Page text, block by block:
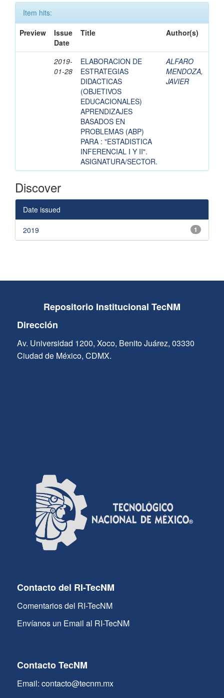
Item hits:
Preview
Issue
Date
Title Author(s)
2019-
01-28
ELABORACION DE
ESTRATEGIAS
DIDACTICAS
(OBJETIVOS
EDUCACIONALES)
APRENDIZAJES
BASADOS EN
PROBLEMAS (ABP)
PARA : "ESTADISTICA
INFERENCIAL I Y II".
ASIGNATURA/SECTOR.
ALFARO
MENDOZA,
JAVIER
Discover
Date issued
1
2019
Repositorio Institucional TecNM
Dirección
Av. Universidad 1200, Xoco, Benito Juárez, 03330
Ciudad de México, CDMX.
Contacto del RI-TecNM
Comentarios del RI-TecNM
Envíanos un Email al RI-TecNM
Contacto TecNM
Email: contacto@tecnm.mx